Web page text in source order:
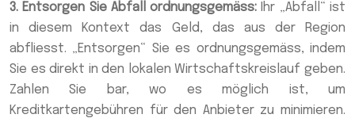
3. Entsorgen Sie Abfall ordnungsgemäss: Ihr „Abfall“ ist
in diesem Kontext das Geld, das aus der Region
abfliesst. „Entsorgen“ Sie es ordnungsgemäss, indem
Sie es direkt in den lokalen Wirtschaftskreislauf geben.
Zahlen Sie bar, wo es möglich ist, um
Kreditkartengebühren für den Anbieter zu minimieren.